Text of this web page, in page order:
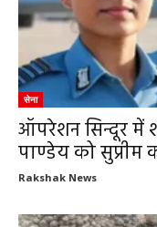
सेना
ऑपरेशन सिन्दूर में
पाण्डेय को सुप्रीम
Rakshak News